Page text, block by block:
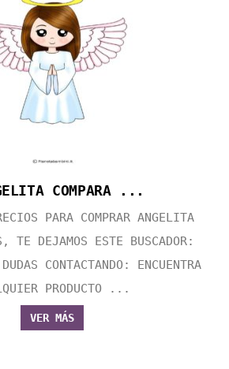
COMPARA ...
PARA COMPRAR ANGELITA
TE DEJAMOS ESTE BUSCADOR:
CONTACTANDO: ENCUENTRA
PRODUCTO ...
VER MÁS